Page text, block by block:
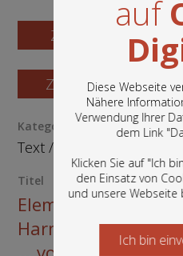
auf
Diese Webseite
Nähere
Verwendung Ihrer
dem Link "
Klicken Sie auf "Ich
den Einsatz von
und unsere Webseite
In diesem Portal
Bestände der
Nationalbibliothek:
Grafiken
Ich bin
Starten
Zum Digitalisat
Zum Katalogisat
Kategorie / Medientyp
Text/
Titel
Elementar-
Harmonie- und